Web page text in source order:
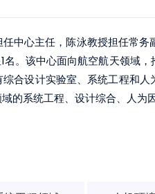
中心主任，陈泳教授担任常
。该中心面向航空航天领域
合设计实验室、系统工程和
的系统工程、设计综合、人为